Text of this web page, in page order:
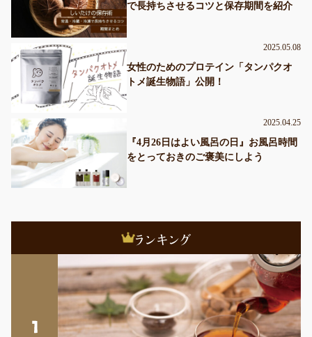
で長持ちさせるコツと保存期間を紹介
2025.05.08
女性のためのプロテイン「タンパクオ
トメ誕生物語」公開！
2025.04.25
『4月26日はよい風呂の日』お風呂時間
をとっておきのご褒美にしよう